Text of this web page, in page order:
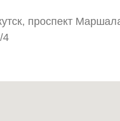
проспект
4